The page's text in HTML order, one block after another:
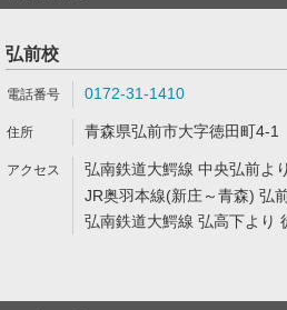
弘前校
0172-31-1410
青森県弘前市大字徳田町4-1
弘南鉄道大鰐線 中央弘前よ
JR奥羽本線(新庄～青森) 弘
弘南鉄道大鰐線 弘高下より